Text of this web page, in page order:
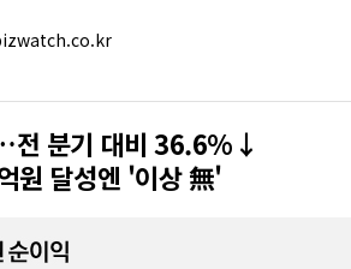
전 분기 대비 36.6%↓
원 달성엔 '이상 無'